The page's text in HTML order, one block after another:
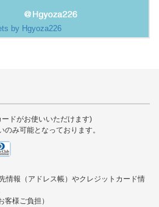
by Hgyoza226
ドがお使いいただけます)
み可能となっております。
情報（アドレス帳）やクレジットカード情
客様ご負担）